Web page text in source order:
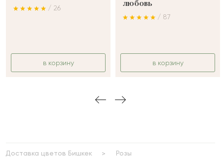
/ 26
в корзину
любовь
/ 87
в корзину
Доставка цветов Бишкек
Розы